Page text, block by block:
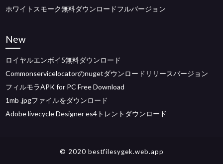
ホワイトスモーク無料ダウンロードフルバージョン
New
ロイヤルエンボイ5無料ダウンロード
Commonservicelocatorのnugetダウンロードリリースバージョン
フィルモラAPK for PC Free Download
1mb .jpgファイルをダウンロード
Adobe livecycle Designer es4トレントダウンロード
© 2020 bestfilesygek.web.app